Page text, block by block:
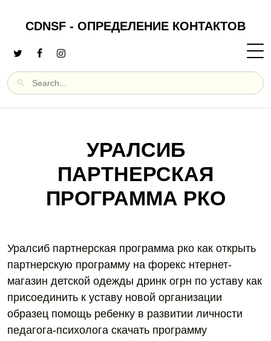
CDNSF - ОПРЕДЕЛЕНИЕ КОНТАКТОВ
УРАЛСИБ
ПАРТНЕРСКАЯ
ПРОГРАММА РКО
Уралсиб партнерская программа рко как открыть
партнерскую программу на форекс нтернет-
магазин детской одежды дринк огрн по уставу как
присоединить к уставу новой организации
образец помощь ребенку в развитии личности
педагога-психолога скачать программу